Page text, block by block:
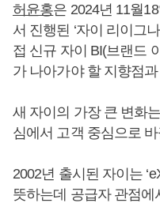
허윤홍은 2024년 11월
서 진행된 ‘자이 리이그
접 신규 자이 BI(브랜드
가 나아가야 할 지향점
새 자이의 가장 큰 변화
심에서 고객 중심으로
2002년 출시된 자이는
뜻하는데 공급자 관점